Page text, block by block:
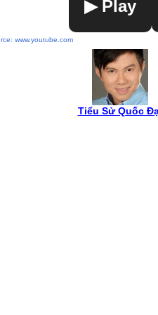
▶ Play
www.youtube.com
Tiểu Sử Quốc